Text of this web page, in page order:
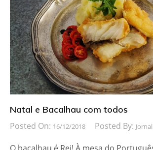
Natal e Bacalhau com todos
Posted On: 16/12/2018 Posted By: